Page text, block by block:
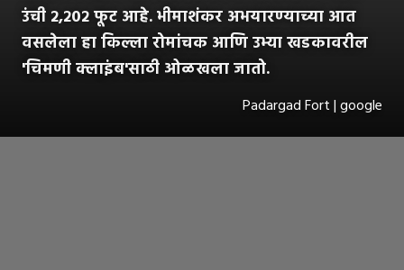
उंची २,२०२ फूट आहे. भीमाशंकर अभयारण्याच्या आत
वसलेला हा किल्ला रोमांचक आणि उभ्या खडकावरील
'चिमणी क्लाइंब'साठी ओळखला जातो.
Padargad Fort | google